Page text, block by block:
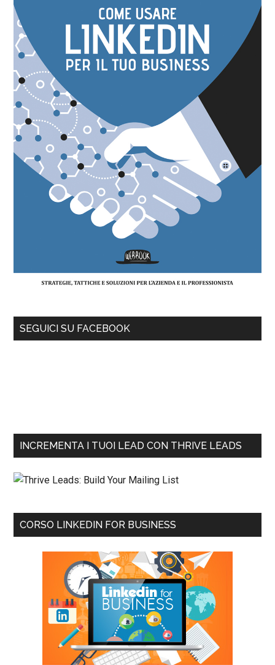
SEGUICI SU FACEBOOK
INCREMENTA I TUOI LEAD CON THRIVE LEADS
CORSO LINKEDIN FOR BUSINESS